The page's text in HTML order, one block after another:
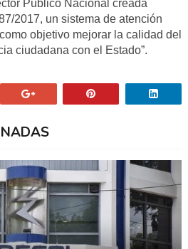
Público Nacional creada
2017, un sistema de atención
objetivo mejorar la calidad del
ciudadana con el Estado”.